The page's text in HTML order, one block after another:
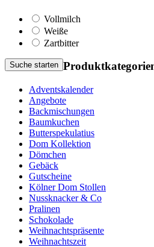
Vollmilch
Weiße
Zartbitter
Suche starten
Adventskalender
Angebote
Backmischungen
Baumkuchen
Butterspekulatius
Dom Kollektion
Dömchen
Gebäck
Gutscheine
Kölner Dom Stollen
Nussknacker & Co
Pralinen
Schokolade
Weihnachtspräsente
Weihnachtszeit